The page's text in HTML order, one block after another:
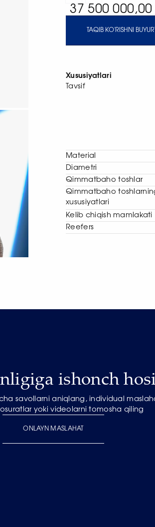
37 500 000,00
TAQIB KO'RISHNI
Xususiyatlari
Tavsif
Material
Diametri
Qimmatbaho toshlar
Qimmatbaho
xususiyatlari
Kelib chiqish mamlakati
Reefers
ishonch
savollarni aniqlang, individual
yoki videolarni tomosha qiling
ONLAYN MASLAHAT